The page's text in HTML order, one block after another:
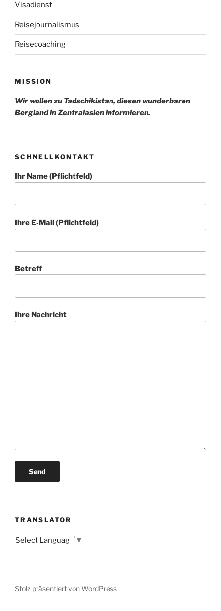
Visadienst
Reisejournalismus
Reisecoaching
MISSION
Wir wollen zu Tadschikistan, diesen wunderbaren
Bergland in Zentralasien informieren.
SCHNELLKONTAKT
Ihr Name (Pflichtfeld)
Ihre E-Mail (Pflichtfeld)
Betreff
Ihre Nachricht
TRANSLATOR
Select Language ▼
Stolz präsentiert von WordPress